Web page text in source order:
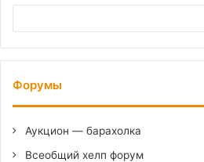
Форумы
Аукцион — барахолка
Всеобщий хелп форум